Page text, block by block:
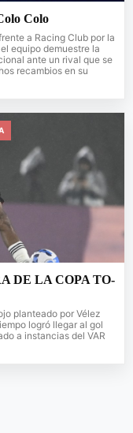
Colo
a Racing Club por la
equipo demuestre la
ante un rival que se
recambios en su
DE LA COPA TO-
planteado por Vélez
logró llegar al gol
a instancias del VAR